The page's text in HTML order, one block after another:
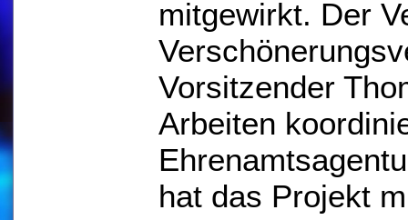
mitgewirkt. Der
Vorsitzender
Arbeiten
hat das Projekt